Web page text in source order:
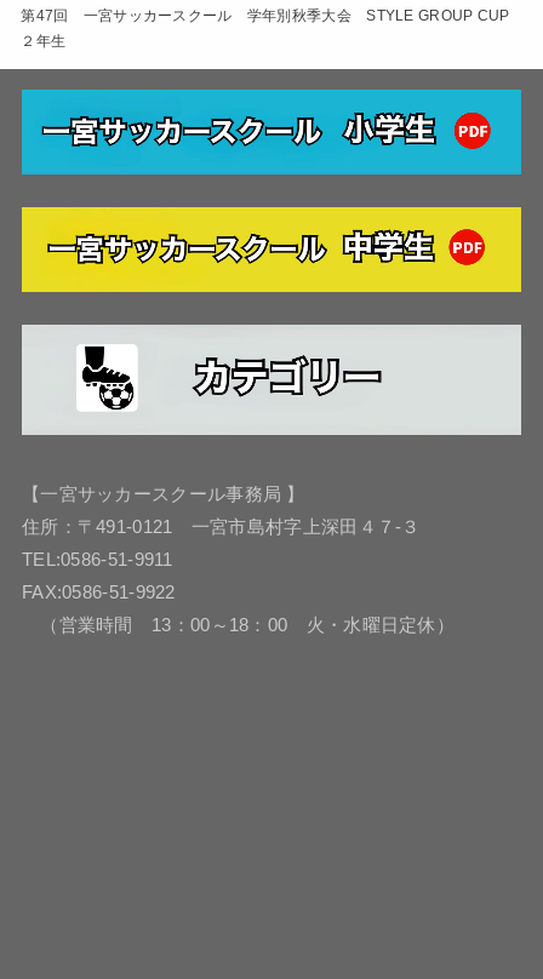
第47回 一宮サッカースクール 学年別秋季大会 STYLE GROUP CUP
２年生
【一宮サッカースクール事務局 】
住所：〒491-0121 一宮市島村字上深田４７-３
TEL:0586-51-9911
FAX:0586-51-9922
（営業時間 13：00～18：00 火・水曜日定休）